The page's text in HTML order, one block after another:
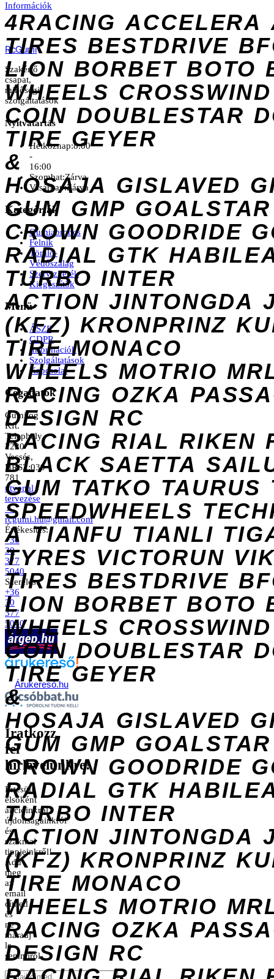
Információk
4RACING ACCELERA
TIRES BESTDRIVE
LION BORBET BOTO
WHEELS CROSSWIND
COIN DOUBLESTAR
TIRE GEYER
&
HOSAJA GISLAVED
GUM GMP GOALSTAR
CROWN GOODRIDE
RADIAL GTK
TURBO INTER
ACTION JINTONGDA
(KFZ) KRONPRINZ
TIRE MONACO
WHEELS MOTRIO
RACING OZKA
DESIGN RC
RACING RIAL RIKEN
BLACK SAETTA
GUM TATKO TAURUS
SPEEDWHEELS
A TIANFU TIANLI
TYRES VICTORUN
TIRES BESTDRIVE
LION BORBET BOTO
WHEELS CROSSWIND
COIN DOUBLESTAR
TIRE GEYER
&
HOSAJA GISLAVED
GUM GMP GOALSTAR
CROWN GOODRIDE
RADIAL GTK
TURBO INTER
ACTION JINTONGDA
(KFZ) KRONPRINZ
TIRE MONACO
WHEELS MOTRIO
RACING OZKA
DESIGN RC
RcGumi
Szakértő
csapat,
minőségi
szolgáltatások
Nyitvatartás
Hétköznap:8:00
-
16:00
Szombat:Zárva
Vasárnap:Zárva
Kategóriák
Gumiabroncs
Felnik
Tömlő-
Védőszalag
Szervizkerék
Kiegészítők
Menü
ÁSZF
GDPR
Információk
Szolgáltatások
Kapcsolat
Cégadatok
Gumilog
Kft.
Telephely
2220
Vecsés,
HRSZ:039
781
útvonal
tervezése
→
rcgumi.hu@gmail.com
Értékesítés:
+36
30
377
5040
Szerelés:
+36
30
377
5040
Árukereső.hu
Iratkozz
fel
hírlevelünkre!
Értesülj
elsőként
akcióinkról,
újdonságainkról
és
szakmai
tippjeinkről!
Add
meg
az
email
címed
és
ne
maradj
le
semmiről.